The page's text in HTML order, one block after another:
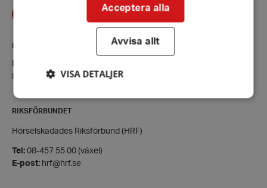
Kontaktsida
RIKSFÖRBUNDET
Hörselskadades Riksförbund (HRF)
Tel: 08-457 55 00 (växel)
E-post: hrf@hrf.se
Acceptera alla
Avvisa allt
VISA DETALJER
Strikt nödvändiga kakor tillåter